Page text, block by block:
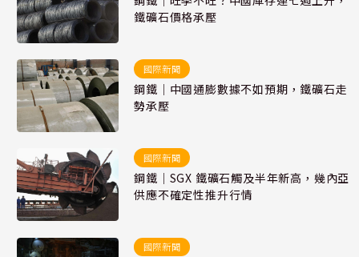
鐵礦石價格承壓
國際新聞
鋼鐵｜中國通膨數據不如預期，鐵礦石走
勢承壓
國際新聞
鋼鐵｜SGX 鐵礦石觸及半年新高，幾內亞
供應不確定性推升行情
國際新聞